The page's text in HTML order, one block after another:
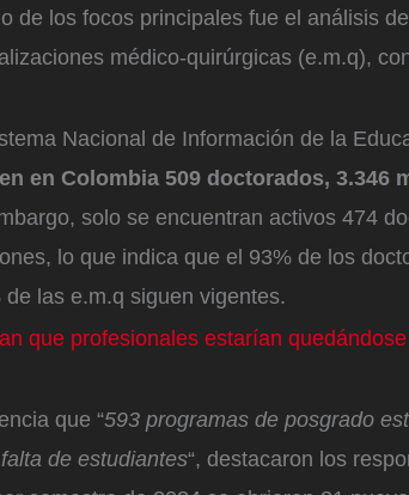
de los focos principales fue el análisis
médico-quirúrgicas (e.m.q),
Nacional de Información de la
en Colombia 509 doctorados, 3.346
solo se encuentran activos 474
lo que indica que el 93% de los
las e.m.q siguen vigentes.
que profesionales estarían
que “593 programas de posgrado
de estudiantes“, destacaron los